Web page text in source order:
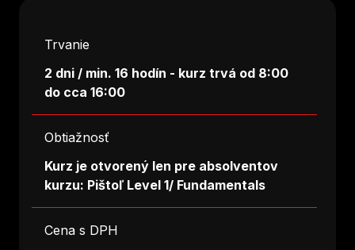
Trvanie
2 dni / min. 16 hodín - kurz trvá od 8:00
do cca 16:00
Obtiažnosť
Kurz je otvorený len pre absolventov
kurzu: Pištoľ Level 1/ Fundamentals
Cena s DPH